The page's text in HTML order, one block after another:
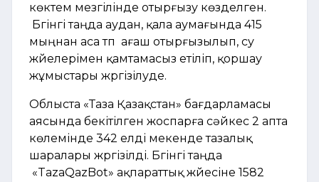
көктем мезгілінде отырғызу көзделген.
Бүгінгі таңда аудан, қала аумағында 415
мыңнан аса түп ағаш отырғызылып, су
жүйелерімен қамтамасыз етіліп, қоршау
жұмыстары жүргізілуде.
Облыста «Таза Қазақстан» бағдарламасы
аясында бекітілген жоспарға сәйкес 2 апта
көлемінде 342 елді мекенде тазалық
шаралары жүргізілді. Бүгінгі таңда
«TazaQazBot» ақпараттық жүйесіне 1582